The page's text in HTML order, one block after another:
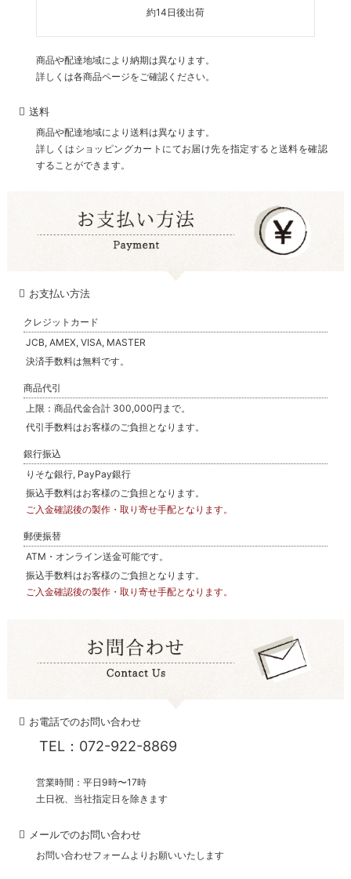
約14日後出荷
商品や配達地域により納期は異なります。
詳しくは各商品ページをご確認ください。
送料
商品や配達地域により送料は異なります。
詳しくはショッピングカートにてお届け先を指定すると送料を確認
することができます。
お支払い方法
クレジットカード
JCB, AMEX, VISA, MASTER
決済手数料は無料です。
商品代引
上限：商品代金合計 300,000円まで。
代引手数料はお客様のご負担となります。
銀行振込
りそな銀行, PayPay銀行
振込手数料はお客様のご負担となります。
ご入金確認後の製作・取り寄せ手配となります。
郵便振替
ATM・オンライン送金可能です。
振込手数料はお客様のご負担となります。
ご入金確認後の製作・取り寄せ手配となります。
お電話でのお問い合わせ
TEL：072-922-8869
営業時間：平日9時〜17時
土日祝、当社指定日を除きます
メールでのお問い合わせ
お問い合わせフォームよりお願いいたします